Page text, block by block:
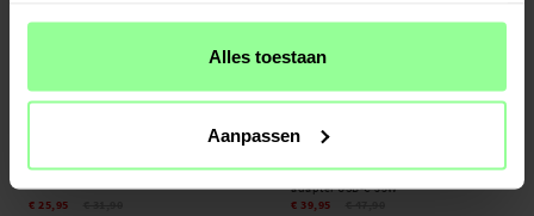
Alles toestaan
Aanpassen
Tough Multi-slot en Screenprotector
€ 25,95
S24 Ultra - 2 meter kabel & Dual
adapter USB-C 35W
€ 39,95